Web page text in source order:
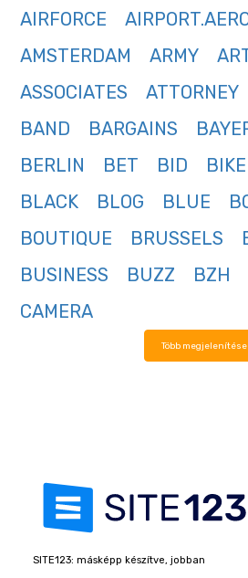
AIRFORCE
AMSTERDAM
ARMY
ASSOCIATES
ATTORNEY
BAND
BARGAINS
BERLIN
BET BID BIKE
BLACK
BLOG BLUE
BOUTIQUE
BRUSSELS
BUSINESS
BUZZ BZH
CAMERA
Több megjelenítése
SITE123: másképp készítve, jobban